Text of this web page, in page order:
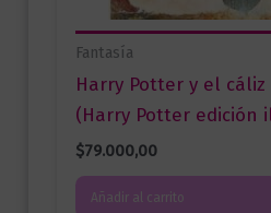
Fantasía
Harry Potter y el cáliz
(Harry Potter edición
$79.000,00
Añadir al carrito